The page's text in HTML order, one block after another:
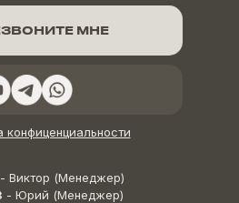
конфиценциальности
- Виктор (Менеджер)
- Юрий (Менеджер)
МНЕ